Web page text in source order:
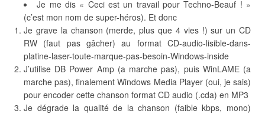
Je me dis « Ceci est un travail pour Techno-Beauf ! »
(c’est mon nom de super-héros). Et donc
Je grave la chanson (merde, plus que 4 vies !) sur un CD
RW (faut pas gâcher) au format CD-audio-lisible-dans-
platine-laser-toute-marque-pas-besoin-Windows-inside
J’utilise DB Power Amp (a marche pas), puis WinLAME (a
marche pas), finalement Windows Media Player (oui, je sais)
pour encoder cette chanson format CD audio (.cda) en MP3
Je dégrade la qualité de la chanson (faible kbps, mono)